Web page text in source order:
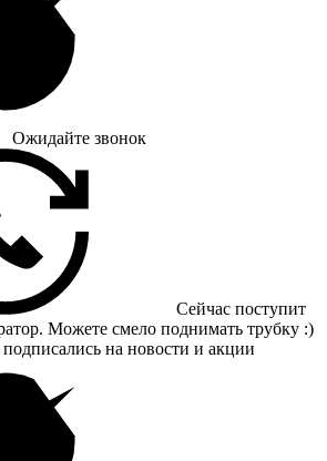
Ожидайте звонок
Сейчас поступит
Можете смело поднимать трубку :)
на новости и акции